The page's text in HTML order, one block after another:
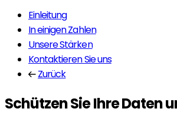
Einleitung
In einigen Zahlen
Unsere Stärken
Kontaktieren Sie uns
Zurück
Schützen Sie Ihre Daten